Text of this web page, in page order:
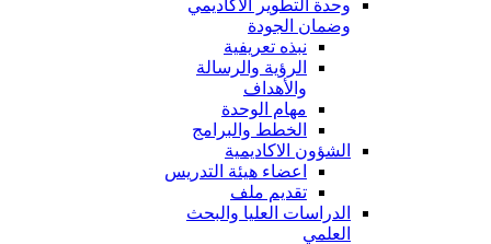
وحدة التطوير الاكاديمي
وضمان الجودة
نبذه تعريفية
الرؤية والرسالة
والأهداف
مهام الوحدة
الخطط والبرامج
الشؤون الاكاديمية
اعضاء هيئة التدريس
تقديم ملف
الدراسات العليا والبحث
العلمي